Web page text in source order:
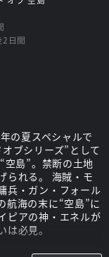
日間
の夏スペシャルで
ブシリーズ”として
空島”。禁断の土地
られる。 海賊・モ
兵・ガン・フォール
航海の末に“空島”に
ピアの神・エネルが
必見。